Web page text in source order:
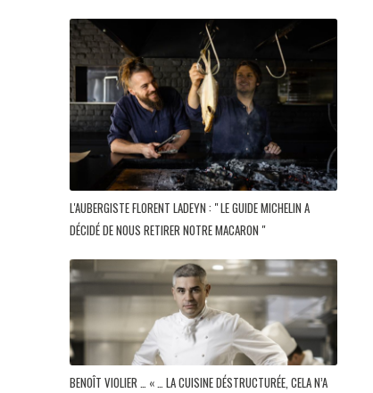
L'AUBERGISTE FLORENT LADEYN : " LE GUIDE MICHELIN A
DÉCIDÉ DE NOUS RETIRER NOTRE MACARON "
BENOÎT VIOLIER … « … LA CUISINE DÉSTRUCTURÉE, CELA N’A